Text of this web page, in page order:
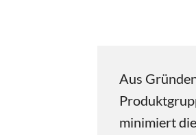
Aus
minimiert